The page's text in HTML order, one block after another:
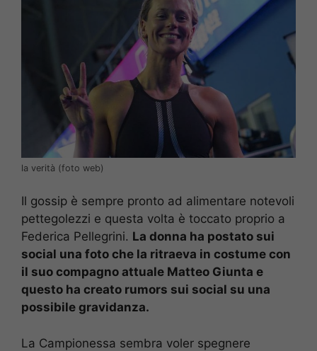
la verità (foto web)
Il gossip è sempre pronto ad alimentare notevoli
pettegolezzi e questa volta è toccato proprio a
Federica Pellegrini. La donna ha postato sui
social una foto che la ritraeva in costume con
il suo compagno attuale Matteo Giunta e
questo ha creato rumors sui social su una
possibile gravidanza.
La Campionessa sembra voler spegnere